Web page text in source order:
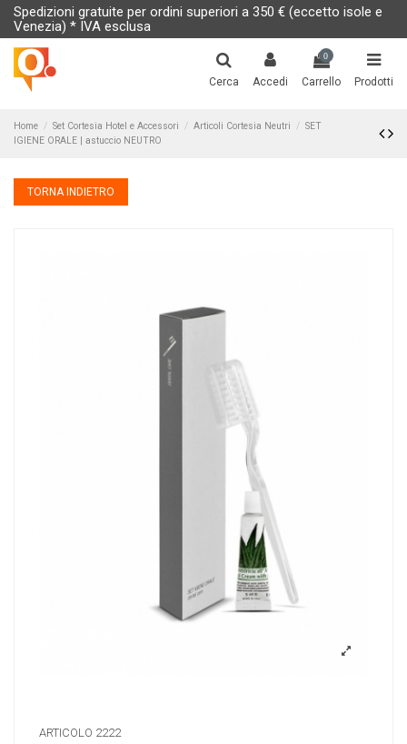
Spedizioni gratuite per ordini superiori a 350 € (eccetto isole e
Venezia) * IVA esclusa
Cerca Accedi
0
Carrello Prodotti
Home Set Cortesia Hotel e Accessori Articoli Cortesia Neutri
SET
IGIENE ORALE | astuccio NEUTRO
TORNA INDIETRO
ARTICOLO 2222